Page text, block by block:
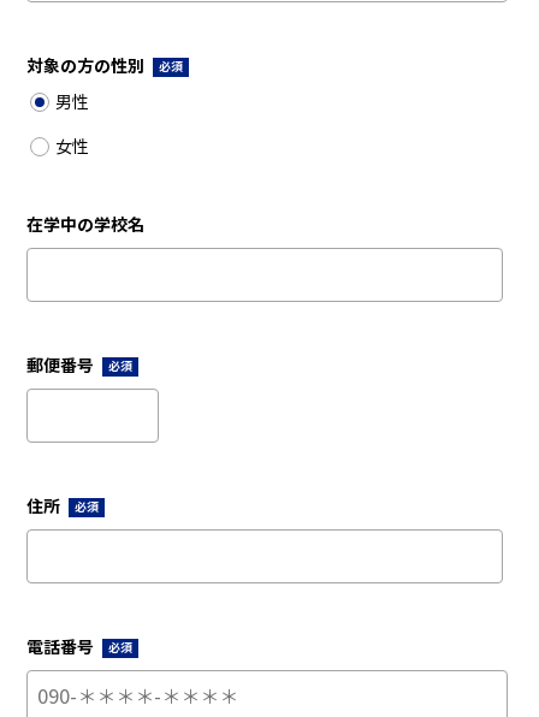
対象の方の性別 必須
男性
女性
在学中の学校名
郵便番号 必須
住所 必須
電話番号 必須